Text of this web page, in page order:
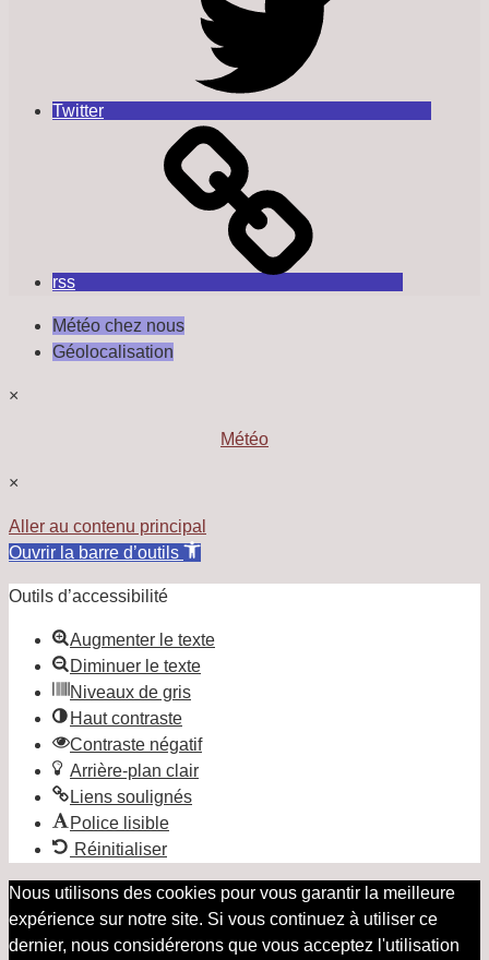
Twitter
rss
Météo chez nous
Géolocalisation
×
Météo
×
Aller au contenu principal
Ouvrir la barre d’outils
Outils d’accessibilité
Augmenter le texte
Diminuer le texte
Niveaux de gris
Haut contraste
Contraste négatif
Arrière-plan clair
Liens soulignés
Police lisible
Réinitialiser
Nous utilisons des cookies pour vous garantir la meilleure
expérience sur notre site. Si vous continuez à utiliser ce
dernier, nous considérerons que vous acceptez l'utilisation